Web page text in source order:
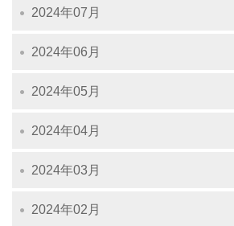
2024年07月
2024年06月
2024年05月
2024年04月
2024年03月
2024年02月